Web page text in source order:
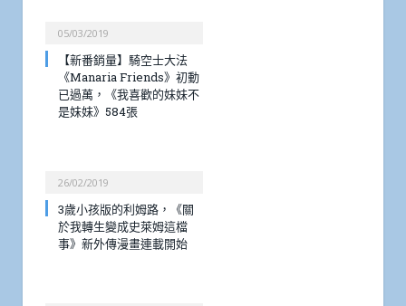
05/03/2019
【新番銷量】騎空士大法
《Manaria Friends》初動
已過萬，《我喜歡的妹妹不
是妹妹》584張
26/02/2019
3歲小孩版的利姆路，《關
於我轉生變成史萊姆這檔
事》新外傳漫畫連載開始